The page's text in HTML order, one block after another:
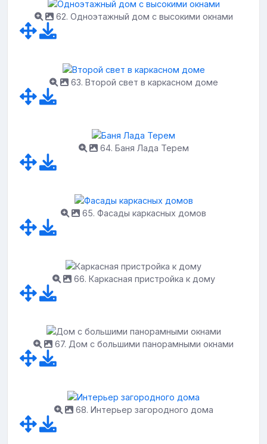
62. Одноэтажный дом с высокими окнами
63. Второй свет в каркасном доме
64. Баня Лада Терем
65. Фасады каркасных домов
66. Каркасная пристройка к дому
67. Дом с большими панорамными окнами
68. Интерьер загородного дома